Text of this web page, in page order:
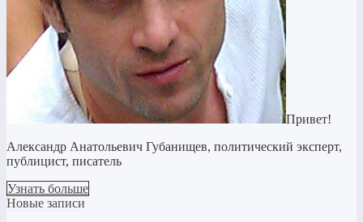
Привет!
Александр Анатольевич Губанищев, политический эксперт,
публицист, писатель
Узнать больше
Новые записи